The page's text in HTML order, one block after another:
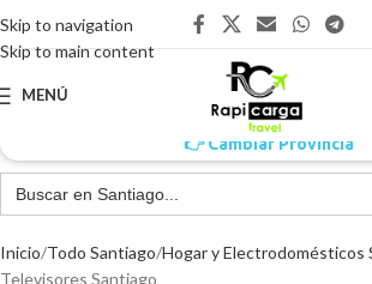
Skip to navigation
Skip to main content
MENÚ
👉 Cambiar Provincia
Inicio Todo Santiago Hogar y Electrodomésticos
Televisores Santiago